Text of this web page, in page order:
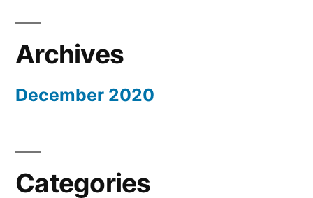
Archives
December 2020
Categories